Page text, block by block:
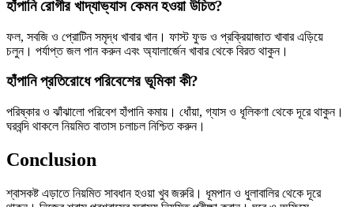
হাঁপানি রোগীর খাদ্যাভ্যাস কেমন হওয়া উচিত?
ফল, সবজি ও প্রোটিন সমৃদ্ধ খাবার খান। ফাস্ট ফুড ও প্রক্রিয়াজাত খাবার এড়িয়ে
চলুন। পর্যাপ্ত জল পান করুন এবং অ্যালার্জেন খাবার থেকে বিরত থাকুন।
হাঁপানি প্রতিরোধে পরিবেশের ভূমিকা কী?
পরিষ্কার ও ঝাঁঝালো পরিবেশ হাঁপানি কমায়। ধোঁয়া, গ্যাস ও ধূলিকণা থেকে দূরে থাকুন।
ঘরবন্দি থাকলে নিয়মিত বাতাস চলাচল নিশ্চিত করুন।
Conclusion
শ্বাসকষ্ট এড়াতে নিয়মিত সাবধান হওয়া খুব জরুরি। ধূমপান ও ধুলাবালির থেকে দূরে